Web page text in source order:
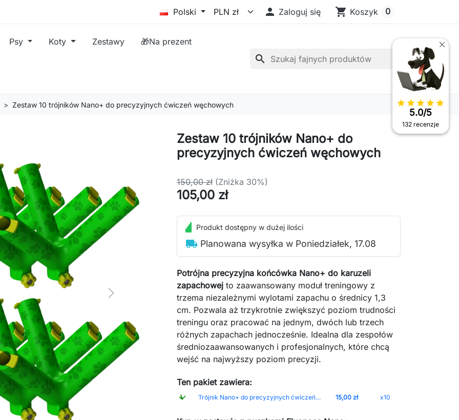
Polski  Zaloguj się shopping_cart Koszyk 0
Psy Koty Zestawy 🎁Na prezent
search
Zestaw 10 trójników Nano+ do precyzyjnych ćwiczeń węchowych
Next
Zestaw 10 trójników Nano+ do
precyzyjnych ćwiczeń węchowych
150,00 zł (Zniżka 30%)
105,00 zł
Produkt dostępny w dużej ilości
local_shipping Planowana wysyłka w Poniedziałek, 17.08
Potrójna precyzyjna końcówka Nano+ do karuzeli
zapachowej to zaawansowany moduł treningowy z
trzema niezależnymi wylotami zapachu o średnicy 1,3
cm. Pozwala aż trzykrotnie zwiększyć poziom trudności
treningu oraz pracować na jednym, dwóch lub trzech
różnych zapachach jednocześnie. Idealna dla zespołów
średniozaawansowanych i profesjonalnych, które chcą
wejść na najwyższy poziom precyzji.
Ten pakiet zawiera:
Trójnik Nano+ do precyzyjnych ćwiczeń węchowych 15,00 zł x10
star star star star star
5.0/5
132 recenzje